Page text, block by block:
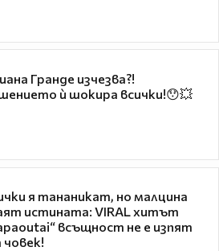
Гранде изчезва?!
ѝ шокира всички!😯💥
я тананикат, но малцина
истината: VIRAL хитът
всъщност не е изпят